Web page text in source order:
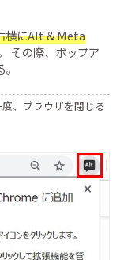
横にAlt & Meta
その際、ポップア
、ブラウザを閉じる